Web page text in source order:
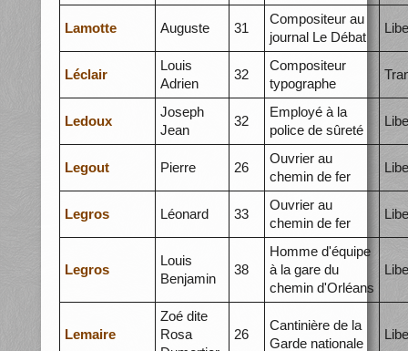
Lamotte Auguste 31
Compositeur au
journal Le Débat
Léclair
Louis
Adrien
32
Compositeur
typographe
Ledoux
Joseph
Jean
32
Employé à la
police de sûreté
Legout Pierre 26
Ouvrier au
chemin de fer
Legros Léonard 33
Ouvrier au
chemin de fer
Legros
Louis
Benjamin
38
Homme d'équipe
à la gare du
chemin d'Orléans
Lemaire
Zoé dite
Rosa
26
Cantinière de la
Garde nationale